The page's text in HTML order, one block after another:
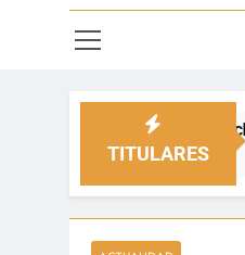
TITULARES
la flexibilización de